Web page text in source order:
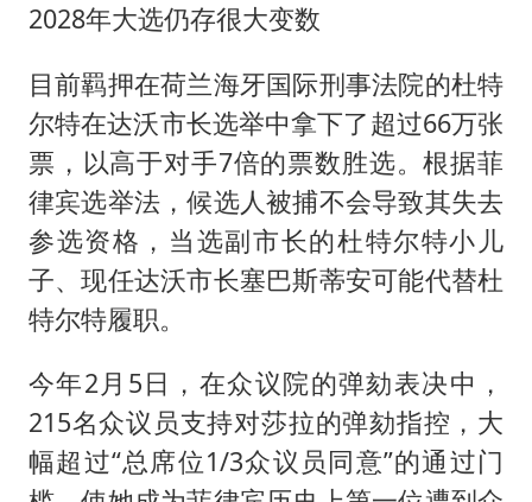
2028年大选仍存很大变数
目前羁押在荷兰海牙国际刑事法院的杜特
尔特在达沃市长选举中拿下了超过66万张
票，以高于对手7倍的票数胜选。根据菲
律宾选举法，候选人被捕不会导致其失去
参选资格，当选副市长的杜特尔特小儿
子、现任达沃市长塞巴斯蒂安可能代替杜
特尔特履职。
今年2月5日，在众议院的弹劾表决中，
215名众议员支持对莎拉的弹劾指控，大
幅超过“总席位1/3众议员同意”的通过门